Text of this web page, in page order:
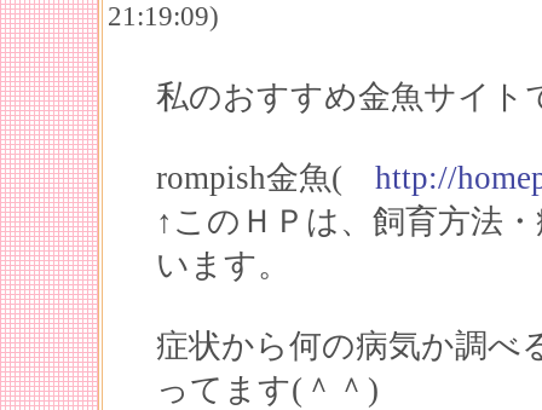
21:19:09)
私のおすすめ金魚サイト
rompish金魚( http://
↑このＨＰは、飼育方法
います。
症状から何の病気か調べ
ってます(＾＾)